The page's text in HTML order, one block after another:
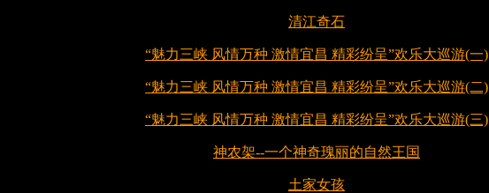
清江奇石
“魅力三峡 风情万种 激情宜昌 精彩纷呈”欢乐大巡游(一)
“魅力三峡 风情万种 激情宜昌 精彩纷呈”欢乐大巡游(二)
“魅力三峡 风情万种 激情宜昌 精彩纷呈”欢乐大巡游(三)
神农架--一个神奇瑰丽的自然王国
土家女孩